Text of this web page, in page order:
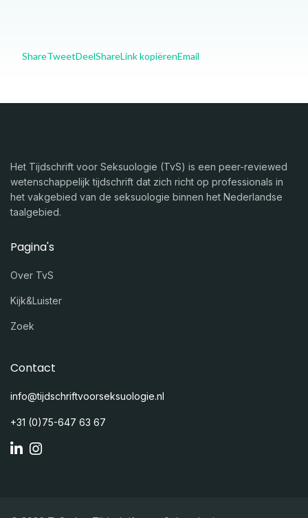
ShareTweetDeelShareLink kopiërenEmail
Het Tijdschrift voor Seksuologie (TvS) is een peer-reviewed
wetenschappelijk tijdschrift dat zich richt op professionals in
het vakgebied van de seksuologie binnen het Nederlandse
taalgebied.
Pagina's
Over TvS
Kijk&Luister
Zoek
Contact
info@tijdschriftvoorseksuologie.nl
+31 (0)75-647 63 67